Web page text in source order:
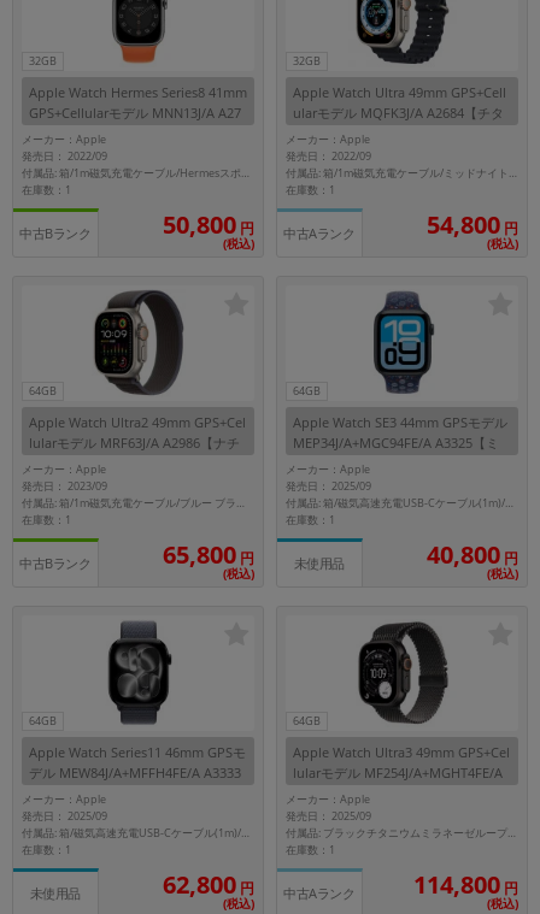
32GB
Apple Watch Hermes Series8 41mm
GPS+Cellularモデル MNN13J/A A27
73【シルバーステンレススチールケ
ース/Hermesスポーツバンド】
メーカー：Apple
発売日： 2022/09
付属品: 箱/1m磁気充電ケーブル/Hermesスポーツバンド/マニュアル
在庫数：1
中古Bランク 50,800 円
(税込)
32GB
Apple Watch Ultra 49mm GPS+Cell
ularモデル MQFK3J/A A2684【チタ
ニウムケース/ミッドナイトオーシャ
ンバンド】
メーカー：Apple
発売日： 2022/09
付属品: 箱/1m磁気充電ケーブル/ミッドナイトオーシャンバンド/マニュアル
在庫数：1
中古Aランク 54,800 円
(税込)
64GB
Apple Watch Ultra2 49mm GPS+Cel
lularモデル MRF63J/A A2986【ナチ
ュラルチタニウムケース/ブルー ブ
ラックトレイルループ(M/L)】
メーカー：Apple
発売日： 2023/09
付属品: 箱/1m磁気充電ケーブル/ブルー ブラックトレイルループ(M/L)/マニュアル
在庫数：1
中古Bランク 65,800 円
(税込)
64GB
Apple Watch SE3 44mm GPSモデル
MEP34J/A+MGC94FE/A A3325【ミ
ッドナイトアルミニウムケース/ブル
ーリボンNikeスポーツバンド(S/M)】
メーカー：Apple
発売日： 2025/09
付属品: 箱/磁気高速充電USB-Cケーブル(1m)/ブルーリボンNikeスポーツバンド(S/M)/マニュアル
在庫数：1
未使用品 40,800 円
(税込)
64GB
Apple Watch Series11 46mm GPSモ
デル MEW84J/A+MFFH4FE/A A3333
【ジェットブラックアルミニウムケ
ース/アンカーブルースポーツルー
プ】
メーカー：Apple
発売日： 2025/09
付属品: 箱/磁気高速充電USB-Cケーブル(1m)/アンカーブルースポーツループ/マニュアル
在庫数：1
未使用品 62,800 円
(税込)
64GB
Apple Watch Ultra3 49mm GPS+Cel
lularモデル MF254J/A+MGHT4FE/A
A3281【ブラックチタニウムケース/
ブラックチタニウムミラネーゼルー
プ(M)】
メーカー：Apple
発売日： 2025/09
付属品: ブラックチタニウムミラネーゼループ(M)
在庫数：1
中古Aランク 114,800 円
(税込)